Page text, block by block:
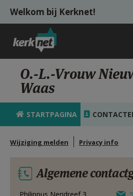
Overslaan en naar de inhoud gaan
Welkom bij Kerknet!
STARTPAGINA
KERK
VIERINGEN
HULP
O.-L.-Vrouw
Waas
STARTPAGINA
Wijziging melden Privacy info
Algemene